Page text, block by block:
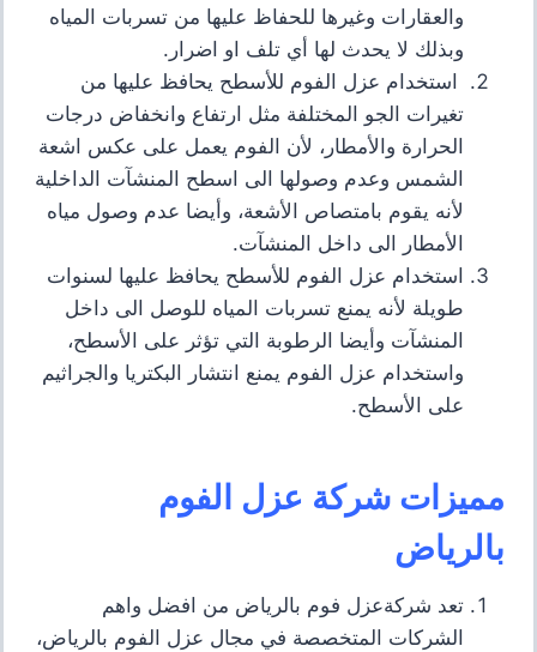
والعقارات وغيرها للحفاظ عليها من تسربات المياه
وبذلك لا يحدث لها أي تلف او اضرار.
استخدام عزل الفوم للأسطح يحافظ عليها من
تغيرات الجو المختلفة مثل ارتفاع وانخفاض درجات
الحرارة والأمطار، لأن الفوم يعمل على عكس اشعة
الشمس وعدم وصولها الى اسطح المنشآت الداخلية
لأنه يقوم بامتصاص الأشعة، وأيضا عدم وصول مياه
الأمطار الى داخل المنشآت.
استخدام عزل الفوم للأسطح يحافظ عليها لسنوات
طويلة لأنه يمنع تسربات المياه للوصل الى داخل
المنشآت وأيضا الرطوبة التي تؤثر على الأسطح،
واستخدام عزل الفوم يمنع انتشار البكتريا والجراثيم
على الأسطح.
مميزات شركة عزل الفوم
بالرياض
تعد شركةعزل فوم بالرياض من افضل واهم
الشركات المتخصصة في مجال عزل الفوم بالرياض،